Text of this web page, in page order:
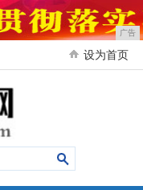
广告
设为首页